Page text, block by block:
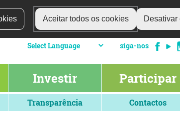
Aceitar todos os cookies
siga-nos
Investir Participar
Transparência Contactos